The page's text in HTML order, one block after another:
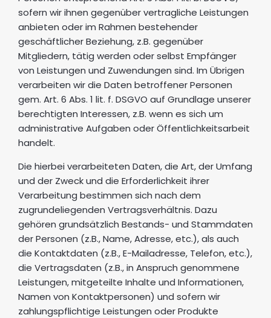
sofern wir ihnen gegenüber vertragliche Leistungen
anbieten oder im Rahmen bestehender
geschäftlicher Beziehung, z.B. gegenüber
Mitgliedern, tätig werden oder selbst Empfänger
von Leistungen und Zuwendungen sind. Im Übrigen
verarbeiten wir die Daten betroffener Personen
gem. Art. 6 Abs. 1 lit. f. DSGVO auf Grundlage unserer
berechtigten Interessen, z.B. wenn es sich um
administrative Aufgaben oder Öffentlichkeitsarbeit
handelt.
Die hierbei verarbeiteten Daten, die Art, der Umfang
und der Zweck und die Erforderlichkeit ihrer
Verarbeitung bestimmen sich nach dem
zugrundeliegenden Vertragsverhältnis. Dazu
gehören grundsätzlich Bestands- und Stammdaten
der Personen (z.B., Name, Adresse, etc.), als auch
die Kontaktdaten (z.B., E-Mailadresse, Telefon, etc.),
die Vertragsdaten (z.B., in Anspruch genommene
Leistungen, mitgeteilte Inhalte und Informationen,
Namen von Kontaktpersonen) und sofern wir
zahlungspflichtige Leistungen oder Produkte